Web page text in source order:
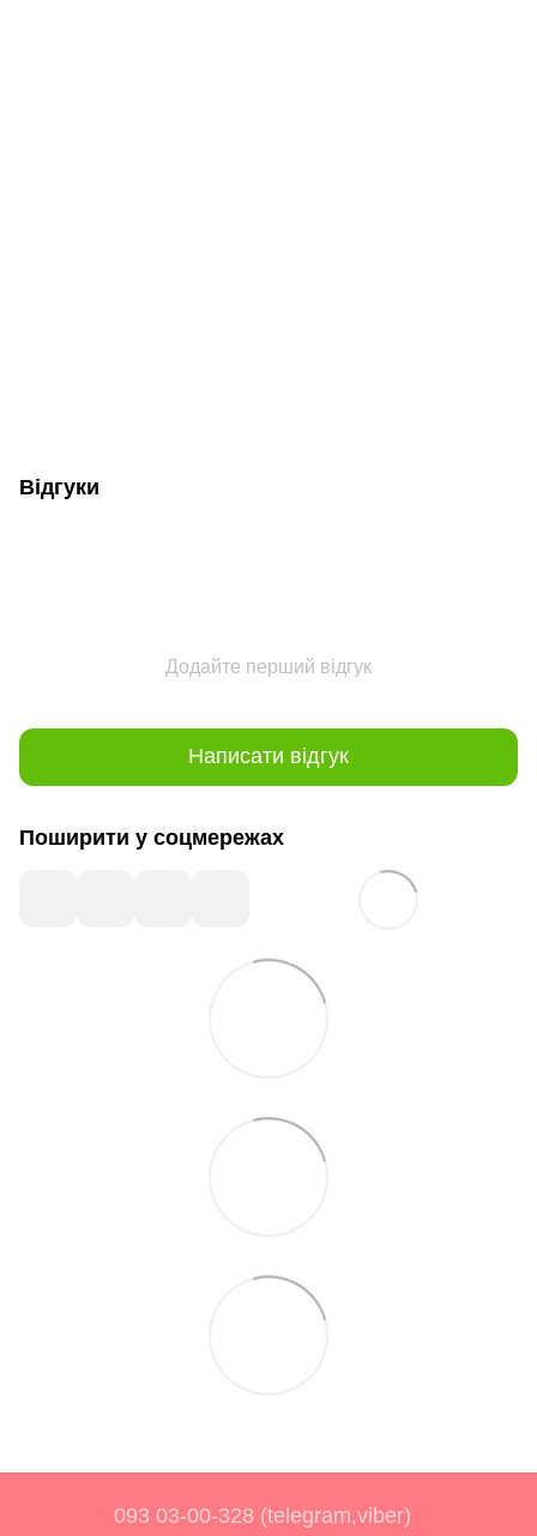
Відгуки
Додайте перший відгук
Написати відгук
Поширити у соцмережах
093 03-00-328 (telegram,viber)